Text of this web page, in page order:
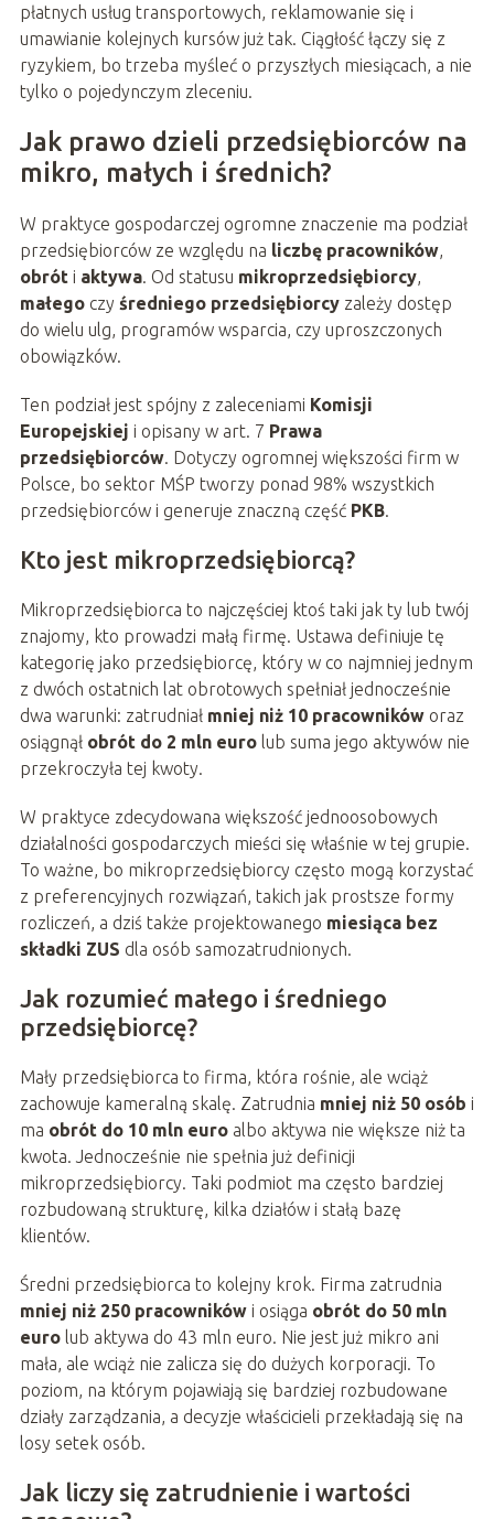
płatnych usług transportowych, reklamowanie się i
umawianie kolejnych kursów już tak. Ciągłość łączy się z
ryzykiem, bo trzeba myśleć o przyszłych miesiącach, a nie
tylko o pojedynczym zleceniu.
Jak prawo dzieli przedsiębiorców na
mikro, małych i średnich?
W praktyce gospodarczej ogromne znaczenie ma podział
przedsiębiorców ze względu na liczbę pracowników,
obróti aktywa. Od statusu mikroprzedsiębiorcy,
małegoczy średniego przedsiębiorcyzależy dostęp
do wielu ulg, programów wsparcia, czy uproszczonych
obowiązków.
Ten podział jest spójny z zaleceniami Komisji
Europejskiej i opisany w art. 7 Prawa
przedsiębiorców. Dotyczy ogromnej większości firm w
Polsce, bo sektor MŚP tworzy ponad 98% wszystkich
przedsiębiorców i generuje znaczną część PKB.
Kto jest mikroprzedsiębiorcą?
Mikroprzedsiębiorca to najczęściej ktoś taki jak ty lub twój
znajomy, kto prowadzi małą firmę. Ustawa definiuje tę
kategorię jako przedsiębiorcę, który w co najmniej jednym
z dwóch ostatnich lat obrotowych spełniał jednocześnie
dwa warunki: zatrudniał mniej niż 10 pracownikóworaz
osiągnął obrót do 2 mln eurolub suma jego aktywów nie
przekroczyła tej kwoty.
W praktyce zdecydowana większość jednoosobowych
działalności gospodarczych mieści się właśnie w tej grupie.
To ważne, bo mikroprzedsiębiorcy często mogą korzystać
z preferencyjnych rozwiązań, takich jak prostsze formy
rozliczeń, a dziś także projektowanego miesiąca bez
składki ZUS dla osób samozatrudnionych.
Jak rozumieć małego i średniego
przedsiębiorcę?
Mały przedsiębiorca to firma, która rośnie, ale wciąż
zachowuje kameralną skalę. Zatrudnia mniej niż 50 osób i
ma obrót do 10 mln euroalbo aktywa nie większe niż ta
kwota. Jednocześnie nie spełnia już definicji
mikroprzedsiębiorcy. Taki podmiot ma często bardziej
rozbudowaną strukturę, kilka działów i stałą bazę
klientów.
Średni przedsiębiorca to kolejny krok. Firma zatrudnia
mniej niż 250 pracownikówi osiąga obrót do 50 mln
eurolub aktywa do 43 mln euro. Nie jest już mikro ani
mała, ale wciąż nie zalicza się do dużych korporacji. To
poziom, na którym pojawiają się bardziej rozbudowane
działy zarządzania, a decyzje właścicieli przekładają się na
losy setek osób.
Jak liczy się zatrudnienie i wartości